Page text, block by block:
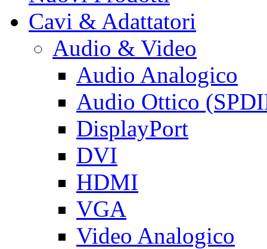
Cavi & Adattatori
Audio & Video
Audio Analogico
Audio Ottico
DisplayPort
DVI
HDMI
VGA
Video Analogico